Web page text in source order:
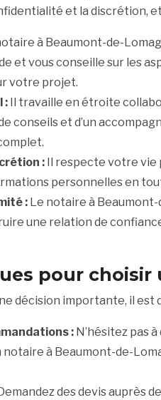
et la discrétion,
à Beaumont-de-
et vous conseille sur les
votre projet.
: Il travaille en étroite
conseils et d’un
: Il respecte votre vie
personnelles en
: Le notaire à
une relation de
pour
décision importante, il
: N’hésitez pas
notaire à Beaumont-de-
des devis auprès